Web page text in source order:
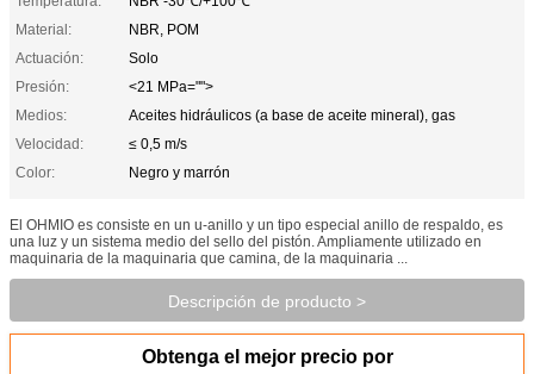
Material:
NBR, POM
Actuación:
Solo
Presión:
<21 MPa="">
Medios:
Aceites hidráulicos (a base de aceite mineral), gas
Velocidad:
≤ 0,5 m/s
Color:
Negro y marrón
El OHMIO es consiste en un u-anillo y un tipo especial anillo de respaldo, es
una luz y un sistema medio del sello del pistón. Ampliamente utilizado en
maquinaria de la maquinaria que camina, de la maquinaria ...
Descripción de producto >
Obtenga el mejor precio por